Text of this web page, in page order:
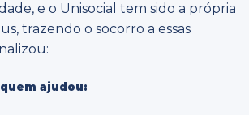
e o Unisocial tem sido a própria
trazendo o socorro a essas
ajudou: